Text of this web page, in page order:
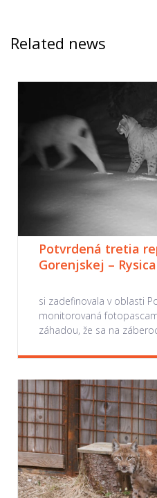
Related news
Potvrdená tretia
Gorenjskej –
si zadefinovala v oblasti
monitorovaná
záhadou, že sa na